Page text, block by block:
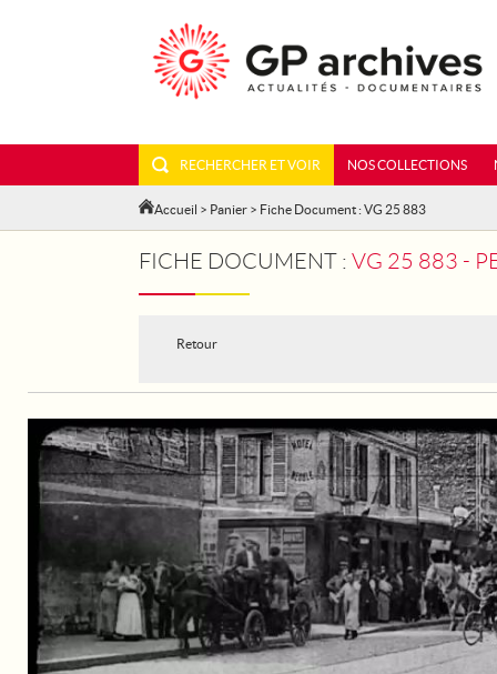
RECHERCHER ET VOIR NOS COLLECTIONS
Accueil > Panier > Fiche Document : VG 25 883
FICHE DOCUMENT : VG 25 883 -
Retour